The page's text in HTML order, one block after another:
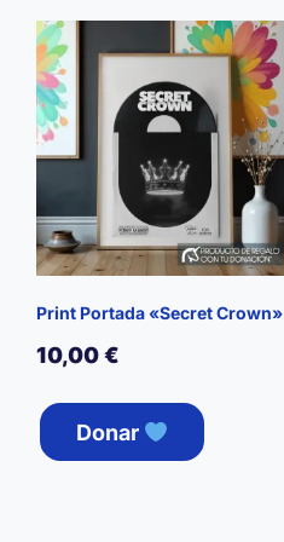
Print Portada «Secret Crown»
10,00€
Donar